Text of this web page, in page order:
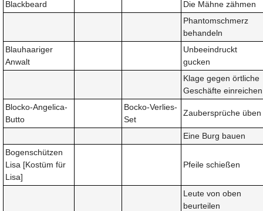
Blackbeard
Die Mähne zähmen
Phantomschmerz
behandeln
Blauhaariger
Anwalt
Unbeeindruckt
gucken
Klage gegen örtliche
Geschäfte einreichen
Blocko-Angelica-
Butto
Bocko-Verlies-
Set
Zaubersprüche üben
Eine Burg bauen
Bogenschützen
Lisa [Kostüm für
Lisa]
Pfeile schießen
Leute von oben
beurteilen